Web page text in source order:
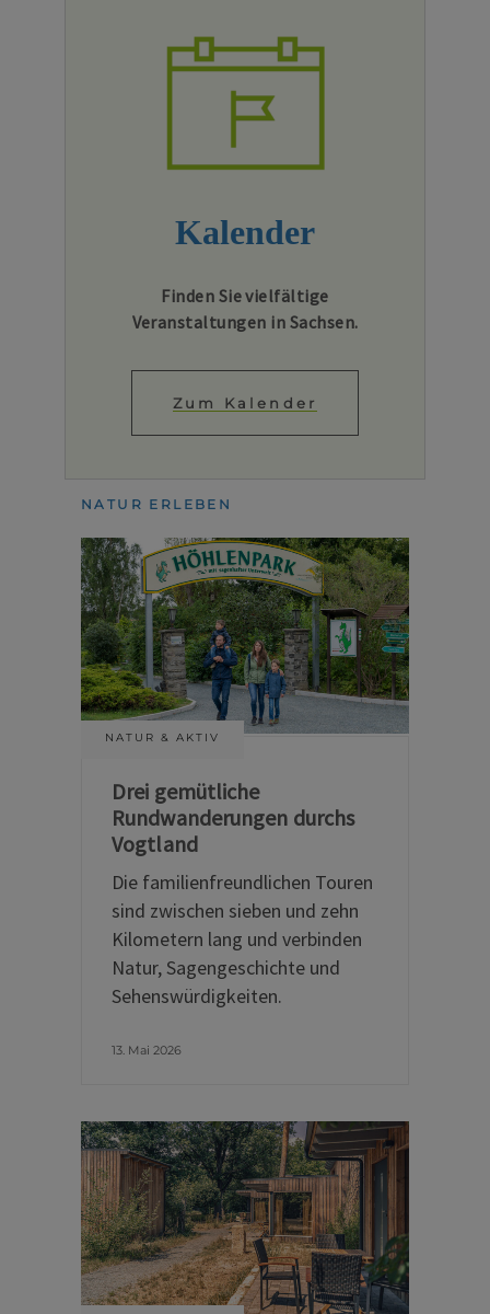
Kalender
Finden Sie vielfältige
Veranstaltungen in Sachsen.
Zum Kalender
NATUR ERLEBEN
NATUR & AKTIV
Drei gemütliche
Rundwanderungen durchs
Vogtland
Die familienfreundlichen Touren
sind zwischen sieben und zehn
Kilometern lang und verbinden
Natur, Sagengeschichte und
Sehenswürdigkeiten.
13. Mai 2026